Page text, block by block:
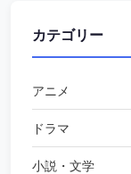
カテゴリー
アニメ
ドラマ
小説・文学